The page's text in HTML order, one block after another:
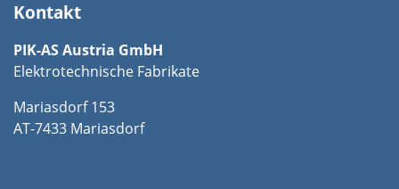
Kontakt
PIK-AS Austria GmbH
Elektrotechnische Fabrikate
Mariasdorf 153
AT-7433 Mariasdorf